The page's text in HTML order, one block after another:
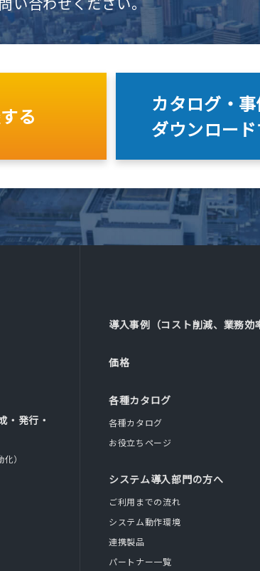
る
カタログ・
ダウンロー
・発行・
）
導入事例（コスト削減、業務効
価格
各種カタログ
各種カタログ
お役立ちページ
システム導入部門の方へ
ご利用までの流れ
システム動作環境
連携製品
パートナー一覧